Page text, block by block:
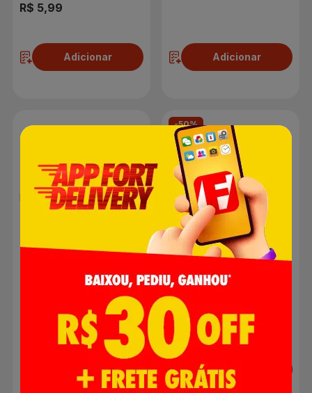
R$ 5,99
Adicionar Adicionar
Molho de Tomate Heinz
Tradicional 240g
Adicionar
-50%
Tomate sem Pele
Mastroiani Lata 400g
R$ 9,98
R$ 4,98
Adicionar